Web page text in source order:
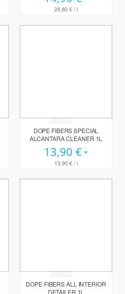
29,80 €/ l
Rating:
0%
DOPE FIBERS SPECIAL
ALCANTARA CLEANER 1L
13,90 €
13,90 €/ l
Rating:
0%
DOPE FIBERS ALL INTERIOR
DETAILER 1L